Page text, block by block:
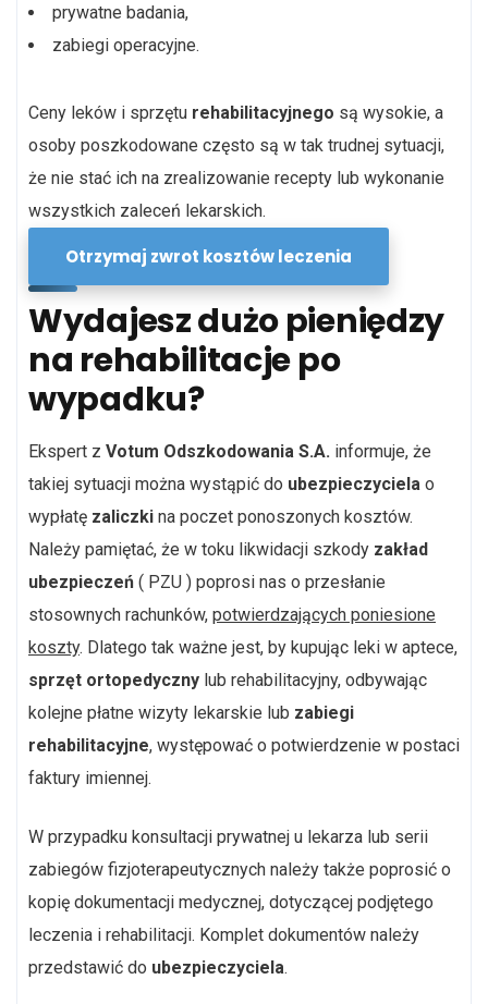
prywatne badania,
zabiegi operacyjne.
Ceny leków i sprzętu rehabilitacyjnego są wysokie, a
osoby poszkodowane często są w tak trudnej sytuacji,
że nie stać ich na zrealizowanie recepty lub wykonanie
wszystkich zaleceń lekarskich.
Otrzymaj zwrot kosztów leczenia
Wydajesz dużo pieniędzy
na rehabilitacje po
wypadku?
Ekspert z Votum Odszkodowania S.A. informuje, że
takiej sytuacji można wystąpić do ubezpieczyciela o
wypłatę zaliczki na poczet ponoszonych kosztów.
Należy pamiętać, że w toku likwidacji szkody zakład
ubezpieczeń ( PZU ) poprosi nas o przesłanie
stosownych rachunków, potwierdzających poniesione
koszty. Dlatego tak ważne jest, by kupując leki w aptece,
sprzęt ortopedyczny lub rehabilitacyjny, odbywając
kolejne płatne wizyty lekarskie lub zabiegi
rehabilitacyjne, występować o potwierdzenie w postaci
faktury imiennej.
W przypadku konsultacji prywatnej u lekarza lub serii
zabiegów fizjoterapeutycznych należy także poprosić o
kopię dokumentacji medycznej, dotyczącej podjętego
leczenia i rehabilitacji. Komplet dokumentów należy
przedstawić do ubezpieczyciela.